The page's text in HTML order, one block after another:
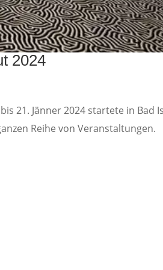
2024
21. Jänner 2024 startete in Bad
Reihe von Veranstaltungen.